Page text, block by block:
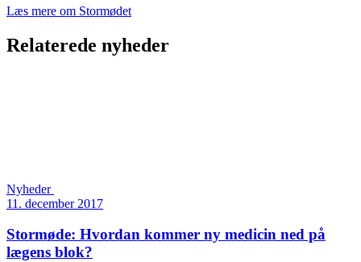
Læs mere om Stormødet
Relaterede nyheder
Nyheder
11. december 2017
Stormøde: Hvordan kommer ny medicin ned på
lægens blok?